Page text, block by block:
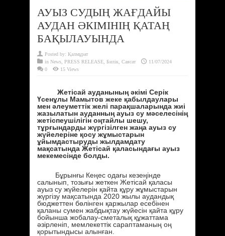
АУЫЗ СУДЫҢ ЖАҒДАЙЫ
АУДАН ӘКІМІНІҢ ҚАТАҢ
БАҚЫЛАУЫНДА
Posted by: Қалмұрат
in News PRESS RELEASE Билік Саясат
11/07/2024
0
15 Views
Жетісай ауданының әкімі Серік
Үсенұлы Мамытов жеке қабылдаулары
мен әлеуметтік желі парақшаларында жиі
жазылатын ауданның ауыз су мәселесінің
жетіспеушілігін оңтайлы шешу,
тұрғындарды жүргізілген жаңа ауыз су
жүйелеріне қосу жұмыстарын
ұйымдастыруды жылдамдату
мақсатында Жетісай қаласындағы ауыз
мекемесінде болды.
Бұрынғы Кеңес одағы кезеңінде
салынып, тозығы жеткен Жетісай қаласы
ауыз су жүйелерін қайта құру жұмыстарын
жүргізу мақсатында 2020 жылы аудандық
бюджеттен бөлінген қаржылар есебінен
қаланы сумен жабдықтау жүйесін қайта құру
бойынша жобалау-сметалық құжаттама
әзірленіп, мемлекеттік сараптаманың оң
қорытындысы алынған.